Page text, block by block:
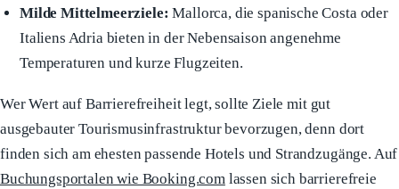
Milde Mittelmeerziele: Mallorca, die spanische Costa oder
Italiens Adria bieten in der Nebensaison angenehme
Temperaturen und kurze Flugzeiten.
Wer Wert auf Barrierefreiheit legt, sollte Ziele mit gut
ausgebauter Tourismusinfrastruktur bevorzugen, denn dort
finden sich am ehesten passende Hotels und Strandzugänge. Auf
Buchungsportalen wie Booking.comlassen sich barrierefreie